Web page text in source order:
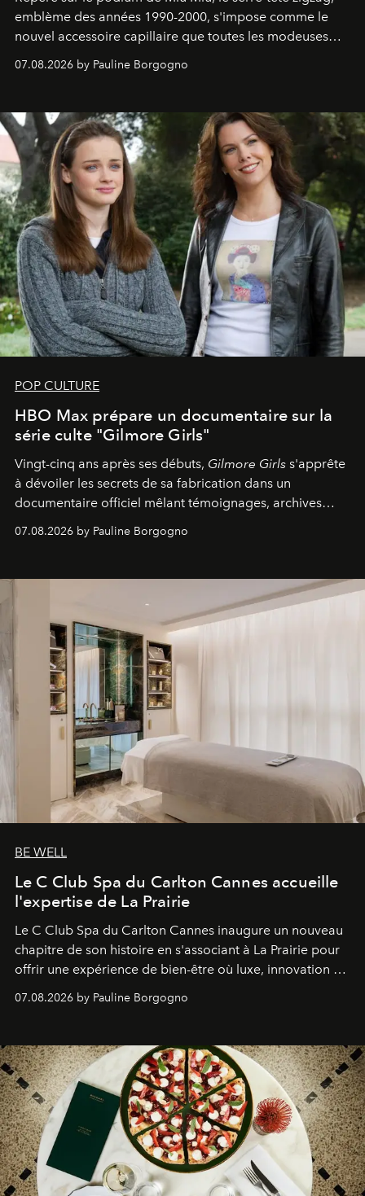
emblème des années 1990-2000, s'impose comme le
nouvel accessoire capillaire que toutes les modeuses
s'arrachent déjà.
07.08.2026 by Pauline Borgogno
POP CULTURE
HBO Max prépare un documentaire sur la
série culte "Gilmore Girls"
Vingt-cinq ans après ses débuts, Gilmore Girls s'apprête
à dévoiler les secrets de sa fabrication dans un
documentaire officiel mêlant témoignages, archives
inédites et plongée dans les coulisses d'un phénomène
générationnel.
07.08.2026 by Pauline Borgogno
BE WELL
Le C Club Spa du Carlton Cannes accueille
l'expertise de La Prairie
Le C Club Spa du Carlton Cannes inaugure un nouveau
chapitre de son histoire en s'associant à La Prairie pour
offrir une expérience de bien-être où luxe, innovation et
expertise se rencontrent.
07.08.2026 by Pauline Borgogno